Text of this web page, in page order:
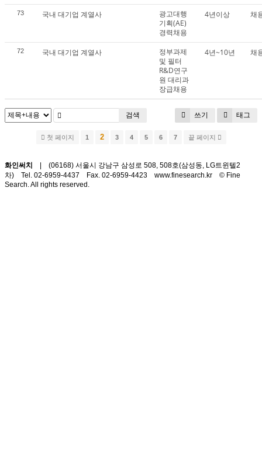
73 국내 대기업 계열사
광고대행
기획(AE)
경력채용
4년이상 채
72 국내 대기업 계열사
정부과제
및 필터
R&D연구
원 대리과
장급채용
4년~10년 채
쓰기 태그
검색
첫 페이지 1 2 3 4 5 6 7 끝 페이지
화인써치 | (06168) 서울시 강남구 삼성로 508, 508호(삼성동, LG트윈텔2
차) Tel. 02-6959-4437 Fax. 02-6959-4423 www.finesearch.kr © Fine
Search. All rights reserved.